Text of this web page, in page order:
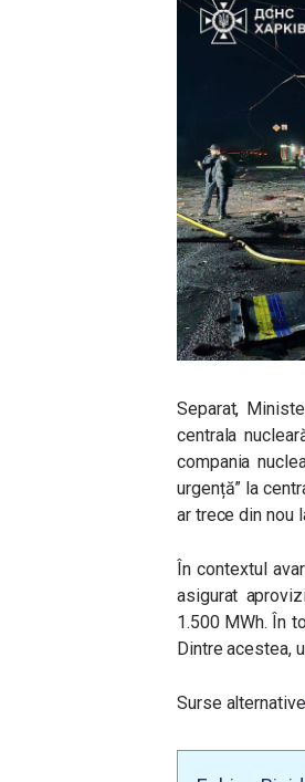
Separat,
centrala
compania
urgență” la
ar trece din nou
În contextul
asigurat
1.500 MWh. În
Dintre acestea,
Surse